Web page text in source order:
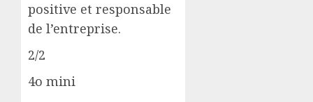
positive et responsable
de l’entreprise.
2/2
4o mini